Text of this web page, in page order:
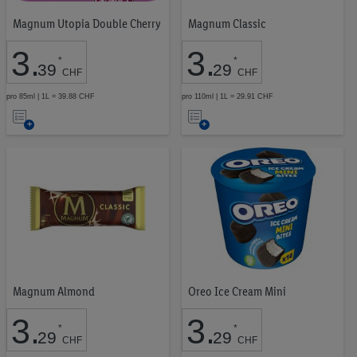
Magnum Utopia Double Cherry
3.39 *
CHF
pro 85ml | 1L = 39.88 CHF
Auf
Magnum Classic
3.29 *
CHF
pro 110ml | 1L = 29.91 CHF
Auf
Merkliste
Magnum Almond
3.29 *
CHF
Oreo Ice Cream Mini
3.29 *
CHF